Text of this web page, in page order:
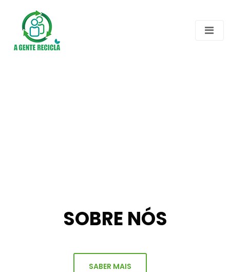
SOBRE NÓS
SABER MAIS